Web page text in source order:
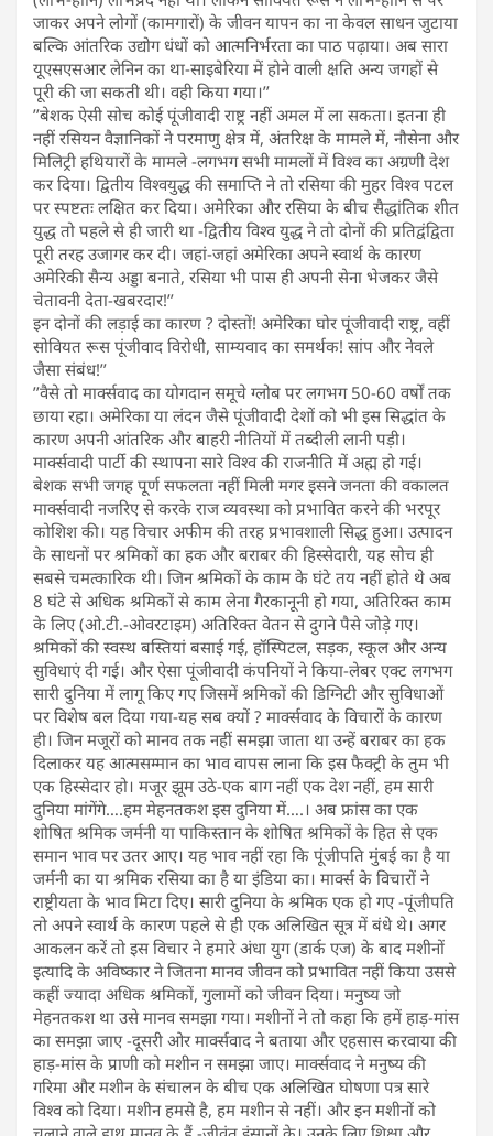
जाकर अपने लोगों (कामगारों) के जीवन यापन का ना केवल साधन जुटाया
बल्कि आंतरिक उद्योग धंधों को आत्मनिर्भरता का पाठ पढ़ाया। अब सारा
यूएसएसआर लेनिन का था-साइबेरिया में होने वाली क्षति अन्य जगहों से
पूरी की जा सकती थी। वही किया गया।’’
’’बेशक ऐसी सोच कोई पूंजीवादी राष्ट्र नहीं अमल में ला सकता। इतना ही
नहीं रसियन वैज्ञानिकों ने परमाणु क्षेत्र में, अंतरिक्ष के मामले में, नौसेना और
मिलिट्री हथियारों के मामले -लगभग सभी मामलों में विश्व का अग्रणी देश
कर दिया। द्वितीय विश्वयुद्ध की समाप्ति ने तो रसिया की मुहर विश्व पटल
पर स्पष्टतः लक्षित कर दिया। अमेरिका और रसिया के बीच सैद्धांतिक शीत
युद्ध तो पहले से ही जारी था -द्वितीय विश्व युद्ध ने तो दोनों की प्रतिद्वंद्विता
पूरी तरह उजागर कर दी। जहां-जहां अमेरिका अपने स्वार्थ के कारण
अमेरिकी सैन्य अड्डा बनाते, रसिया भी पास ही अपनी सेना भेजकर जैसे
चेतावनी देता-खबरदार!’’
इन दोनों की लड़ाई का कारण ? दोस्तों! अमेरिका घोर पूंजीवादी राष्ट्र, वहीं
सोवियत रूस पूंजीवाद विरोधी, साम्यवाद का समर्थक! सांप और नेवले
जैसा संबंध!’’
’’वैसे तो मार्क्सवाद का योगदान समूचे ग्लोब पर लगभग 50-60 वर्षों तक
छाया रहा। अमेरिका या लंदन जैसे पूंजीवादी देशों को भी इस सिद्धांत के
कारण अपनी आंतरिक और बाहरी नीतियों में तब्दीली लानी पड़ी।
मार्क्सवादी पार्टी की स्थापना सारे विश्व की राजनीति में अह्म हो गई।
बेशक सभी जगह पूर्ण सफलता नहीं मिली मगर इसने जनता की वकालत
मार्क्सवादी नजरिए से करके राज व्यवस्था को प्रभावित करने की भरपूर
कोशिश की। यह विचार अफीम की तरह प्रभावशाली सिद्ध हुआ। उत्पादन
के साधनों पर श्रमिकों का हक और बराबर की हिस्सेदारी, यह सोच ही
सबसे चमत्कारिक थी। जिन श्रमिकों के काम के घंटे तय नहीं होते थे अब
8 घंटे से अधिक श्रमिकों से काम लेना गैरकानूनी हो गया, अतिरिक्त काम
के लिए (ओ.टी.-ओवरटाइम) अतिरिक्त वेतन से दुगने पैसे जोड़े गए।
श्रमिकों की स्वस्थ बस्तियां बसाई गई, हॉस्पिटल, सड़क, स्कूल और अन्य
सुविधाएं दी गई। और ऐसा पूंजीवादी कंपनियों ने किया-लेबर एक्ट लगभग
सारी दुनिया में लागू किए गए जिसमें श्रमिकों की डिग्निटी और सुविधाओं
पर विशेष बल दिया गया-यह सब क्यों ? मार्क्सवाद के विचारों के कारण
ही। जिन मजूरों को मानव तक नहीं समझा जाता था उन्हें बराबर का हक
दिलाकर यह आत्मसम्मान का भाव वापस लाना कि इस फैक्ट्री के तुम भी
एक हिस्सेदार हो। मजूर झूम उठे-एक बाग नहीं एक देश नहीं, हम सारी
दुनिया मांगेंगे….हम मेहनतकश इस दुनिया में….। अब फ्रांस का एक
शोषित श्रमिक जर्मनी या पाकिस्तान के शोषित श्रमिकों के हित से एक
समान भाव पर उतर आए। यह भाव नहीं रहा कि पूंजीपति मुंबई का है या
जर्मनी का या श्रमिक रसिया का है या इंडिया का। मार्क्स के विचारों ने
राष्ट्रीयता के भाव मिटा दिए। सारी दुनिया के श्रमिक एक हो गए -पूंजीपति
तो अपने स्वार्थ के कारण पहले से ही एक अलिखित सूत्र में बंधे थे। अगर
आकलन करें तो इस विचार ने हमारे अंधा युग (डार्क एज) के बाद मशीनों
इत्यादि के अविष्कार ने जितना मानव जीवन को प्रभावित नहीं किया उससे
कहीं ज्यादा अधिक श्रमिकों, गुलामों को जीवन दिया। मनुष्य जो
मेहनतकश था उसे मानव समझा गया। मशीनों ने तो कहा कि हमें हाड़-मांस
का समझा जाए -दूसरी ओर मार्क्सवाद ने बताया और एहसास करवाया की
हाड़-मांस के प्राणी को मशीन न समझा जाए। मार्क्सवाद ने मनुष्य की
गरिमा और मशीन के संचालन के बीच एक अलिखित घोषणा पत्र सारे
विश्व को दिया। मशीन हमसे है, हम मशीन से नहीं। और इन मशीनों को